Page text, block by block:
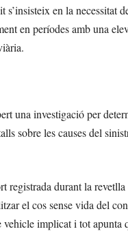
s’insisteix en la
en períodes amb una
una investigació per
sobre les causes del
registrada durant la
el cos sense vida del
implicat i tot